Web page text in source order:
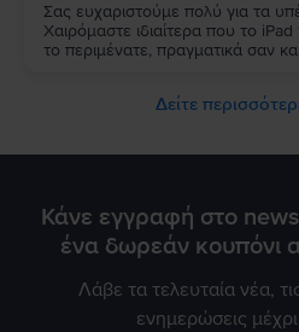
Σας ευχαριστούμε πολύ για τα
Χαιρόμαστε ιδιαίτερα που το
το περιμένατε, πραγματικά σαν
Δείτε
Κάνε εγγραφή στο
ένα δωρεάν κουπόνι
Λάβε τα τελευταία νέα,
ενημερώσεις